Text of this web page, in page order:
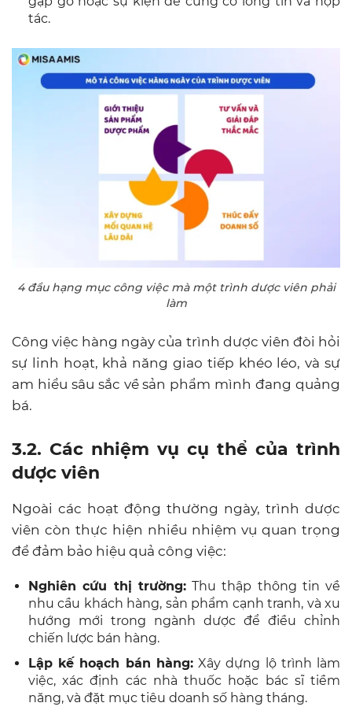
tác.
4 đầu hạng mục công việc mà một trình dược viên phải
làm
Công việc hàng ngày của trình dược viên đòi hỏi
sự linh hoạt, khả năng giao tiếp khéo léo, và sự
am hiểu sâu sắc về sản phẩm mình đang quảng
bá.
3.2. Các nhiệm vụ cụ thể của trình
dược viên
Ngoài các hoạt động thường ngày, trình dược
viên còn thực hiện nhiều nhiệm vụ quan trọng
để đảm bảo hiệu quả công việc:
Nghiên cứu thị trường:Thu thập thông tin về
nhu cầu khách hàng, sản phẩm cạnh tranh, và xu
hướng mới trong ngành dược để điều chỉnh
chiến lược bán hàng.
Lập kế hoạch bán hàng:Xây dựng lộ trình làm
việc, xác định các nhà thuốc hoặc bác sĩ tiềm
năng, và đặt mục tiêu doanh số hàng tháng.